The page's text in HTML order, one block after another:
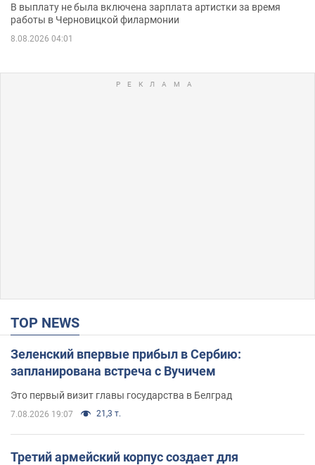
В выплату не была включена зарплата артистки за время
работы в Черновицкой филармонии
8.08.2026 04:01
TOP NEWS
Зеленский впервые прибыл в Сербию:
запланирована встреча с Вучичем
Это первый визит главы государства в Белград
7.08.2026 19:07 21,3 т.
Третий армейский корпус создает для